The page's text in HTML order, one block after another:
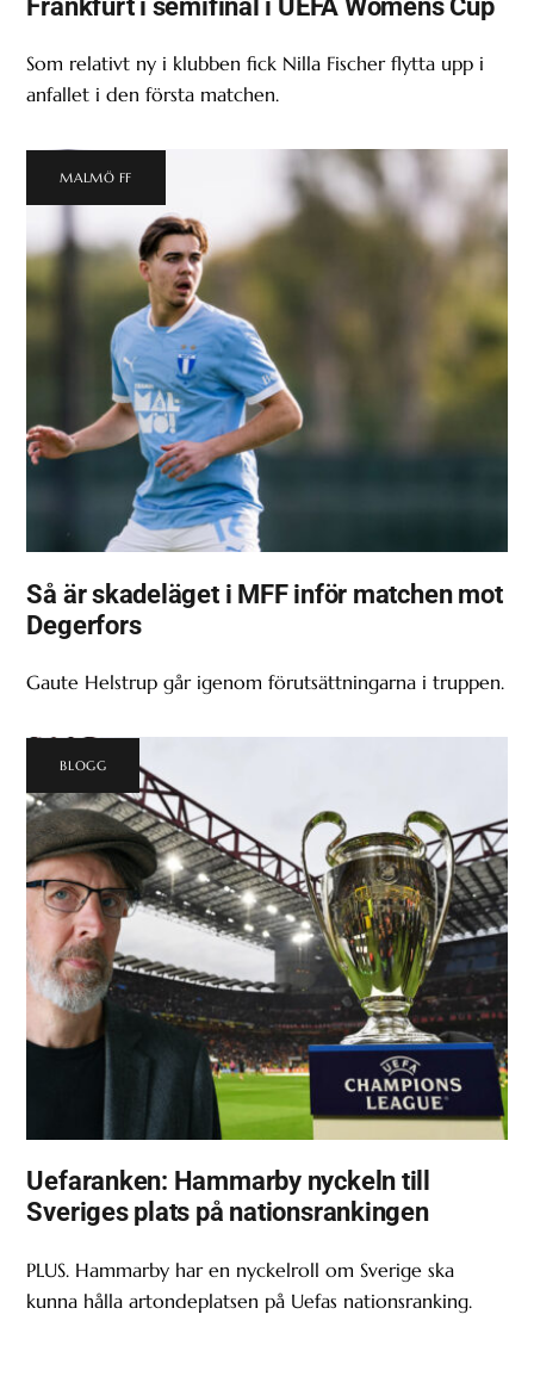
Som relativt ny i klubben fick Nilla Fischer flytta upp i
anfallet i den första matchen.
MALMÖ FF
Så är skadeläget i MFF inför matchen mot
Degerfors
Gaute Helstrup går igenom förutsättningarna i truppen.
BLOGG
Uefaranken: Hammarby nyckeln till
Sveriges plats på nationsrankingen
PLUS. Hammarby har en nyckelroll om Sverige ska
kunna hålla artondeplatsen på Uefas nationsranking.